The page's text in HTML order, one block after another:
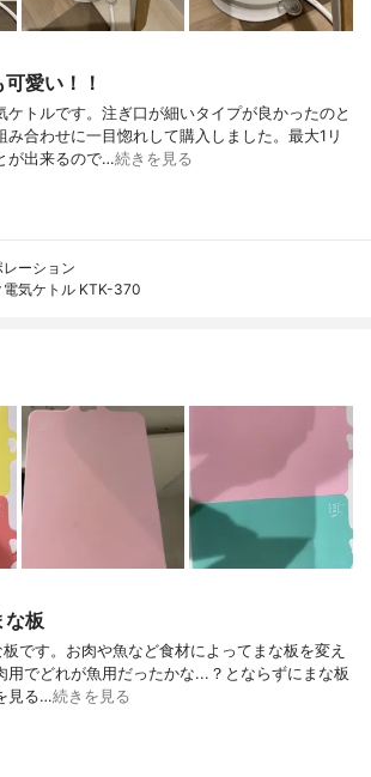
愛い！！
ケトルです。注ぎ口が細いタイプが良かったのと
み合わせに一目惚れして購入しました。最大1リ
が出来るので…続きを見る
ーション
電気ケトル KTK-370
な板
です。お肉や魚など食材によってまな板を変え
用でどれが魚用だったかな...？とならずにまな板
見る…続きを見る